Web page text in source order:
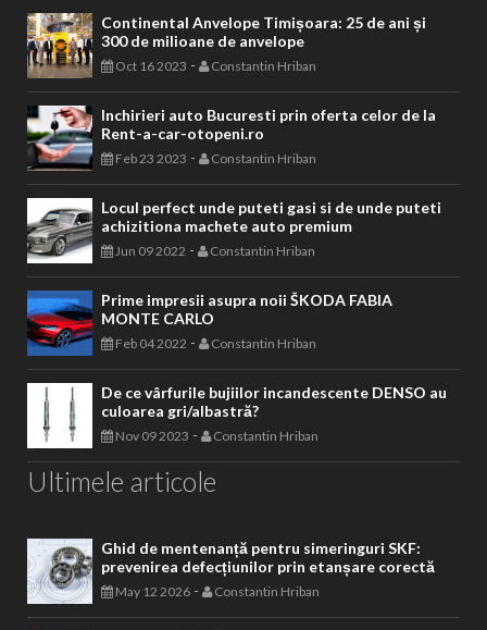
Continental Anvelope Timișoara: 25 de ani și
300 de milioane de anvelope
Oct 16 2023 - Constantin Hriban
Inchirieri auto Bucuresti prin oferta celor de la
Rent-a-car-otopeni.ro
Feb 23 2023 - Constantin Hriban
Locul perfect unde puteti gasi si de unde puteti
achizitiona machete auto premium
Jun 09 2022 - Constantin Hriban
Prime impresii asupra noii ŠKODA FABIA
MONTE CARLO
Feb 04 2022 - Constantin Hriban
De ce vârfurile bujiilor incandescente DENSO au
culoarea gri/albastră?
Nov 09 2023 - Constantin Hriban
Ultimele articole
Ghid de mentenanță pentru simeringuri SKF:
prevenirea defecțiunilor prin etanșare corectă
May 12 2026 - Constantin Hriban